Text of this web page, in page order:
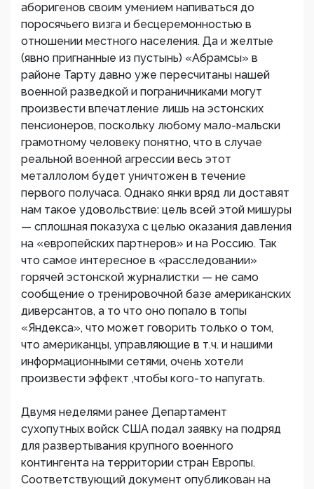
аборигенов своим умением напиваться до
поросячьего визга и бесцеремонностью в
отношении местного населения. Да и желтые
(явно пригнанные из пустынь) «Абрамсы» в
районе Тарту давно уже пересчитаны нашей
военной разведкой и пограничниками могут
произвести впечатление лишь на эстонских
пенсионеров, поскольку любому мало-мальски
грамотному человеку понятно, что в случае
реальной военной агрессии весь этот
металлолом будет уничтожен в течение
первого получаса. Однако янки вряд ли доставят
нам такое удовольствие: цель всей этой мишуры
— сплошная показуха с целью оказания давления
на «европейских партнеров» и на Россию. Так
что самое интересное в «расследовании»
горячей эстонской журналистки — не само
сообщение о тренировочной базе американских
диверсантов, а то что оно попало в топы
«Яндекса», что может говорить только о том,
что американцы, управляющие в т.ч. и нашими
информационными сетями, очень хотели
произвести эффект ,чтобы кого-то напугать.
Двумя неделями ранее Департамент
сухопутных войск США подал заявку на подряд
для развертывания крупного военного
контингента на территории стран Европы.
Соответствующий документ опубликован на